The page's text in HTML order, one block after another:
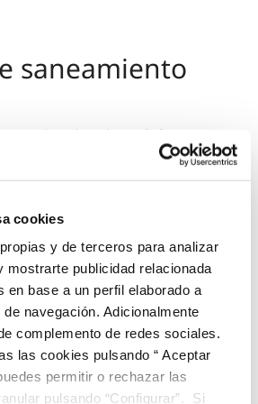
cookies
y de terceros para analizar
mostrarte publicidad relacionada
en base a un perfil elaborado a
navegación. Adicionalmente
complemento de redes sociales.
las cookies pulsando “ Aceptar
permitir o rechazar las
pulsando “Configurar”. Si
saneamiento
conducida a la
red de
vez que ha sido empleada
larecogida de estas aguas
, y además posibilita el
las diferentes estaciones
estaciones de bombeo son
el agua residual a las